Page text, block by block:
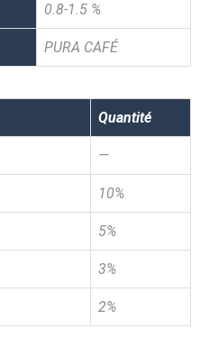
0.8-1.5 %
PURA CAFÉ
Quantité
—
10%
5%
3%
2%